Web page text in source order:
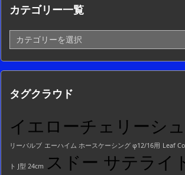
カテゴリー一覧
カ
テ
ゴ
リ
一
タグクラウド
イエローチェリーシ
リーバルブ エーハイム ホースケーシング φ12/16用 Leaf
ト J型 24cm スドー サテライ